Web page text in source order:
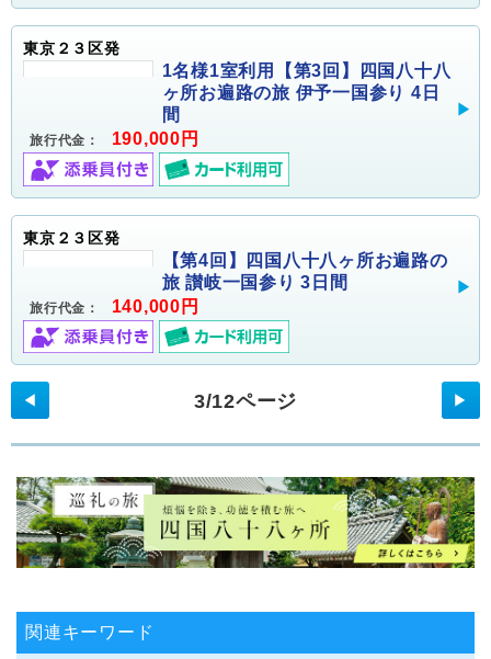
東京２３区発
1名様1室利用【第3回】四国八十八
ヶ所お遍路の旅 伊予一国参り 4日
間
旅行代金： 190,000円
東京２３区発
【第4回】四国八十八ヶ所お遍路の
旅 讃岐一国参り 3日間
旅行代金： 140,000円
3/12ページ
◀ ▶
関連キーワード